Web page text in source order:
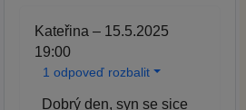
Kateřina – 15.5.2025
19:00
1 odpoveď rozbalit
Dobrý den, syn se sice